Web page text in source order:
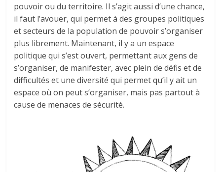
pouvoir ou du territoire. Il s’agit aussi d’une chance,
il faut l’avouer, qui permet à des groupes politiques
et secteurs de la population de pouvoir s’organiser
plus librement. Maintenant, il y a un espace
politique qui s’est ouvert, permettant aux gens de
s’organiser, de manifester, avec plein de défis et de
difficultés et une diversité qui permet qu’il y ait un
espace où on peut s’organiser, mais pas partout à
cause de menaces de sécurité.